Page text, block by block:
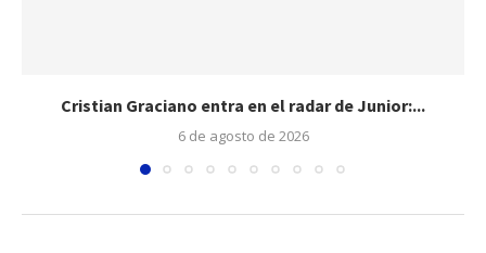
Cristian Graciano entra en el radar de Junior:...
6 de agosto de 2026